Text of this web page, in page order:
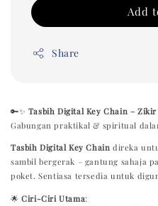
Add
Share
🔑✨ Tasbih Digital Key Chain –
Gabungan praktikal & spiritual
Tasbih Digital Key Chain direka
sambil bergerak – gantung sahaja
poket. Sentiasa tersedia untuk
🌟Ciri-Ciri Utama: